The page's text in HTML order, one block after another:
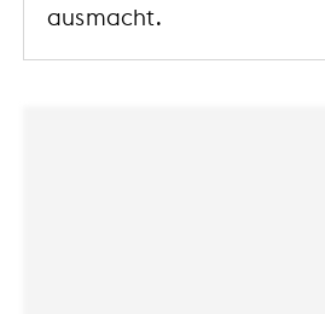
ausmacht.